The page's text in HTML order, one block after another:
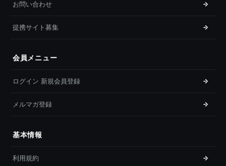
お問い合わせ
提携サイト募集
会員メニュー
ログイン 新規会員登録
メルマガ登録
基本情報
利用規約